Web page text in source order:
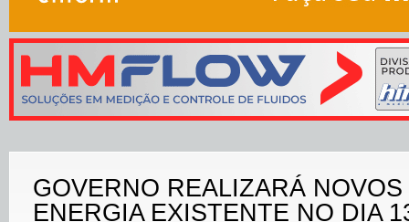
GOVERNO REALIZARÁ
ENERGIA EXISTENTE NO DIA